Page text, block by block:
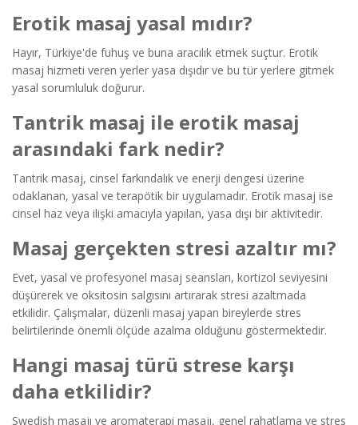
Erotik masaj yasal mıdır?
Hayır, Türkiye'de fuhuş ve buna aracılık etmek suçtur. Erotik
masaj hizmeti veren yerler yasa dışıdır ve bu tür yerlere gitmek
yasal sorumluluk doğurur.
Tantrik masaj ile erotik masaj
arasındaki fark nedir?
Tantrik masaj, cinsel farkındalık ve enerji dengesi üzerine
odaklanan, yasal ve terapötik bir uygulamadır. Erotik masaj ise
cinsel haz veya ilişki amacıyla yapılan, yasa dışı bir aktivitedir.
Masaj gerçekten stresi azaltır mı?
Evet, yasal ve profesyonel masaj seansları, kortizol seviyesini
düşürerek ve oksitosin salgısını artırarak stresi azaltmada
etkilidir. Çalışmalar, düzenli masaj yapan bireylerde stres
belirtilerinde önemli ölçüde azalma olduğunu göstermektedir.
Hangi masaj türü strese karşı
daha etkilidir?
Swedish masajı ve aromaterapi masajı, genel rahatlama ve stres